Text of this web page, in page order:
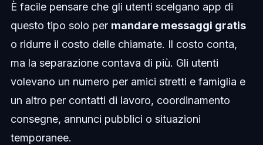
È facile pensare che gli utenti scelgano app di
questo tipo solo per mandare messaggi gratis
o ridurre il costo delle chiamate. Il costo conta,
ma la separazione contava di più. Gli utenti
volevano un numero per amici stretti e famiglia e
un altro per contatti di lavoro, coordinamento
consegne, annunci pubblici o situazioni
temporanee.